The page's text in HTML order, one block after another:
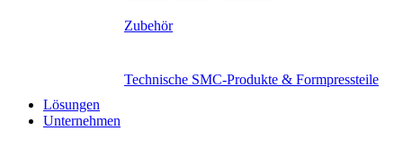
Zubehör
Technische SMC-Produkte & Formpressteile
Lösungen
Unternehmen